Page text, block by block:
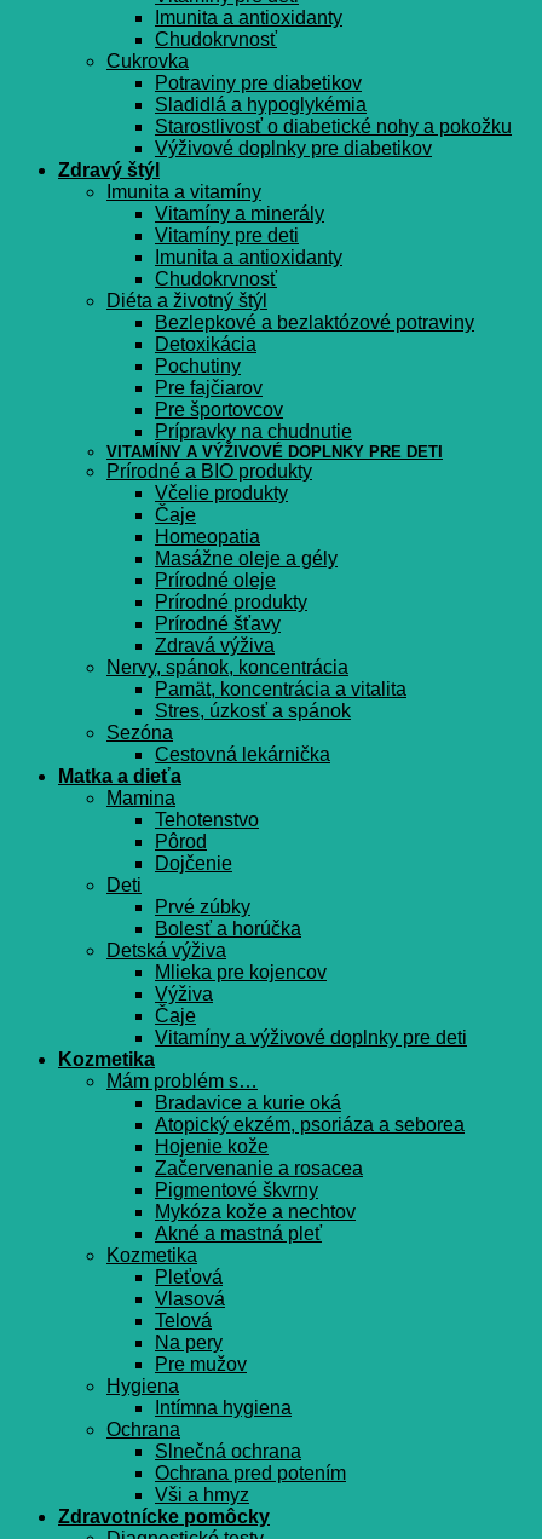
Imunita a antioxidanty
Chudokrvnosť
Cukrovka
Potraviny pre diabetikov
Sladidlá a hypoglykémia
Starostlivosť o diabetické nohy a pokožku
Výživové doplnky pre diabetikov
Zdravý štýl
Imunita a vitamíny
Vitamíny a minerály
Vitamíny pre deti
Imunita a antioxidanty
Chudokrvnosť
Diéta a životný štýl
Bezlepkové a bezlaktózové potraviny
Detoxikácia
Pochutiny
Pre fajčiarov
Pre športovcov
Prípravky na chudnutie
VITAMÍNY A VÝŽIVOVÉ DOPLNKY PRE DETI
Prírodné a BIO produkty
Včelie produkty
Čaje
Homeopatia
Masážne oleje a gély
Prírodné oleje
Prírodné produkty
Prírodné šťavy
Zdravá výživa
Nervy, spánok, koncentrácia
Pamät, koncentrácia a vitalita
Stres, úzkosť a spánok
Sezóna
Cestovná lekárnička
Matka a dieťa
Mamina
Tehotenstvo
Pôrod
Dojčenie
Deti
Prvé zúbky
Bolesť a horúčka
Detská výživa
Mlieka pre kojencov
Výživa
Čaje
Vitamíny a výživové doplnky pre deti
Kozmetika
Mám problém s…
Bradavice a kurie oká
Atopický ekzém, psoriáza a seborea
Hojenie kože
Začervenanie a rosacea
Pigmentové škvrny
Mykóza kože a nechtov
Akné a mastná pleť
Kozmetika
Pleťová
Vlasová
Telová
Na pery
Pre mužov
Hygiena
Intímna hygiena
Ochrana
Slnečná ochrana
Ochrana pred potením
Vši a hmyz
Zdravotnícke pomôcky